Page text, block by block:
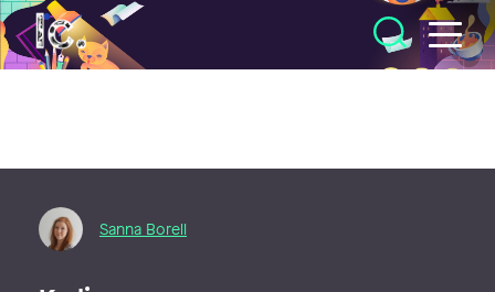
Illustratörcentrum
Sanna Borell